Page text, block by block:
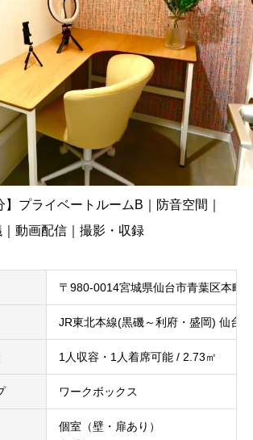
】プライベートルームB｜防音空間｜
動画配信｜撮影・収録
〒980-0014宮城県仙台市青葉区本町
JR東北本線(黒磯～利府・盛岡) 仙台
1人収容・1人着席可能 / 2.73㎡
ワークボックス
個室（壁・扉あり）